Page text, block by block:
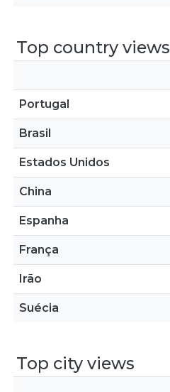
Top country views
Portugal
Brasil
Estados Unidos
China
Espanha
França
Irão
Suécia
Top city views